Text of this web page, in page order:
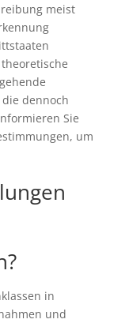
meist
dennoch
Sie
um
in
und